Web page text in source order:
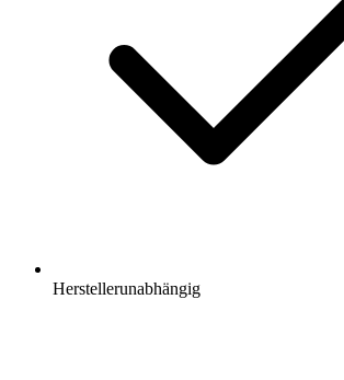
Herstellerunabhängig